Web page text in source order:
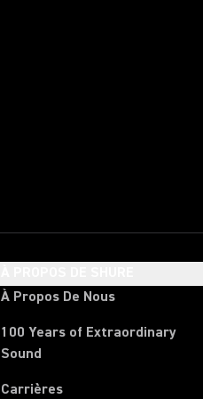
À Propos De Nous
100 Years of Extraordinary
Sound
Carrières